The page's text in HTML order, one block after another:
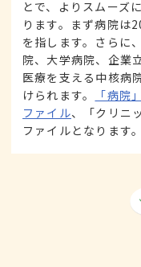
とで、よりスムーズ
ります。まず病院は
を指します。さらに
院、大学病院、企業
医療を支える中核病
けられます。
「病院
ファイル、「クリニ
ファイルとなります。